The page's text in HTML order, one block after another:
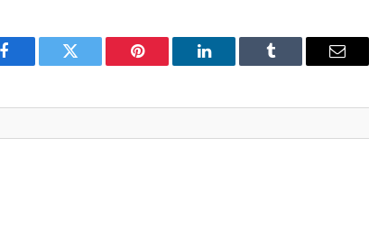
Facebook Twitter Pinterest LinkedIn Tumblr
E-